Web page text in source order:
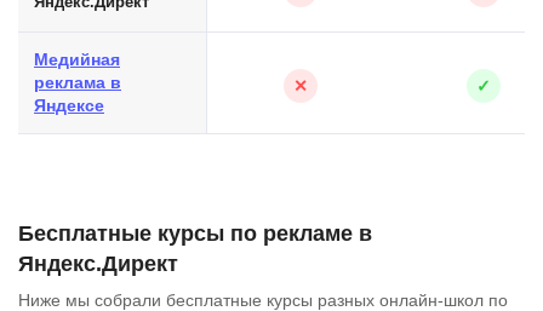
Медийная
реклама в
Яндексе
✕ ✓
Бесплатные курсы по рекламе в
Яндекс.Директ
Ниже мы собрали бесплатные курсы разных онлайн-школ по